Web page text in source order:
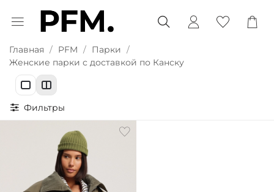
Главная PFM
Парки
Женские парки с доставкой по Канску
Фильтры